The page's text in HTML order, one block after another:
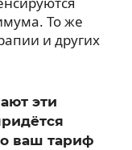
То же
и других
эти
ваш тариф